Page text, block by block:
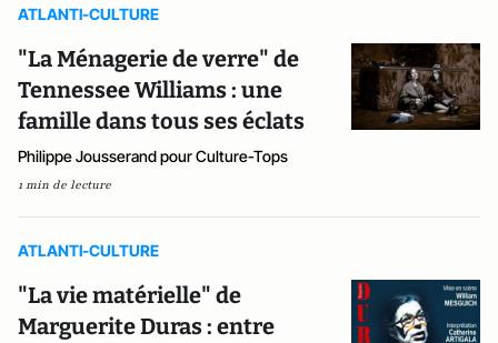
ATLANTI-CULTURE
"La Ménagerie de verre" de
Tennessee Williams : une
famille dans tous ses éclats
Philippe Jousserand pour Culture-Tops
1 min de lecture
ATLANTI-CULTURE
"La vie matérielle" de
Marguerite Duras : entre